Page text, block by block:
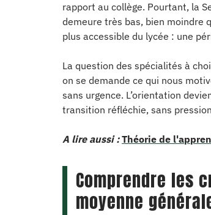
rapport au collège. Pourtant, la
demeure très bas, bien moindre
plus accessible du lycée : une
La question des spécialités à
on se demande ce qui nous
sans urgence. L’orientation
transition réfléchie, sans
A lire aussi : Théorie de
Comprendre les
moyenne